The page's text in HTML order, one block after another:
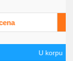
2.100,00